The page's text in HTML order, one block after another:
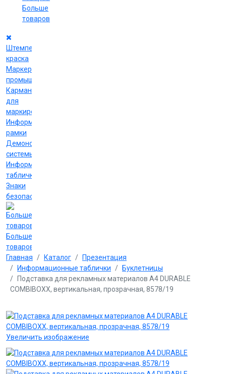
Больше
товаров
Штемпельная
краска
Маркеры
промышленные
Карманы
для
маркировки
Информационные
рамки
Демонстрационные
системы
Информационные
таблички
Знаки
безопасности
Больше
товаров
Главная Каталог
Презентация
Информационные таблички
Буклетницы
Подставка для рекламных материалов А4 DURABLE
COMBIBOXX, вертикальная, прозрачная, 8578/19
Увеличить изображение